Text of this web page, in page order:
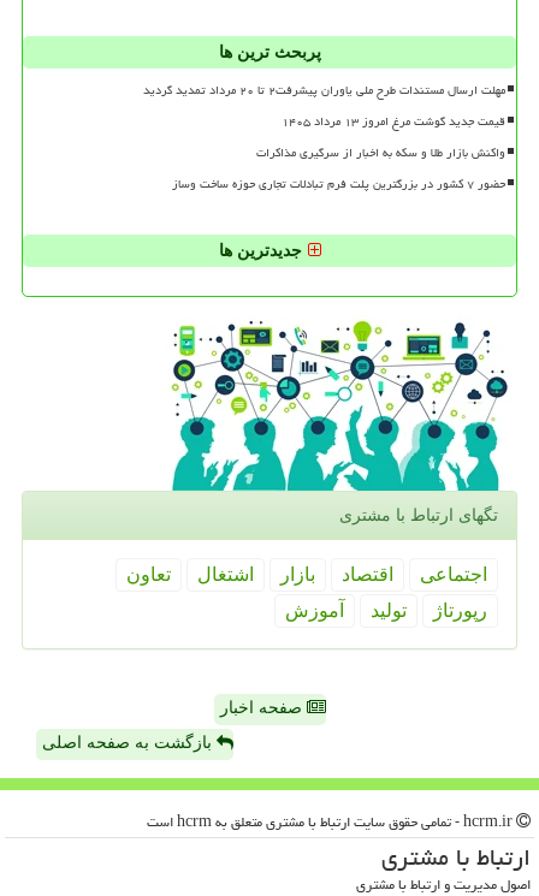
پربحث ترین ها
مهلت ارسال مستندات طرح ملی یاوران پیشرفت۲ تا ۲۰ مرداد تمدید گردید
قیمت جدید گوشت مرغ امروز ۱۳ مرداد ۱۴۰۵
واکنش بازار طلا و سکه به اخبار از سرگیری مذاکرات
حضور ۷ کشور در بزرگترین پلت فرم تبادلات تجاری حوزه ساخت وساز
جدیدترین ها
تگهای ارتباط با مشتری
اجتماعی اقتصاد بازار اشتغال
تعاون
رپورتاژ
تولید آموزش
صفحه اخبار
بازگشت به صفحه اصلی
ارتباط با مشتری
اصول مدیریت و ارتباط با مشتری